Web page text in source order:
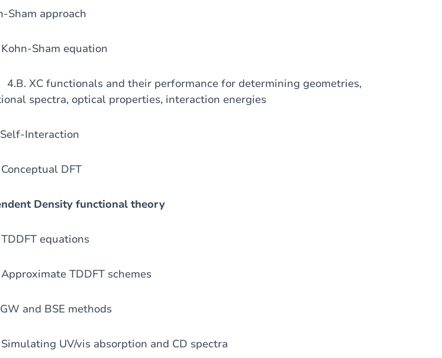
Sham approach
Sham equation
XC functionals and their performance for determining geometries,
spectra, optical properties, interaction energies
Interaction
DFT
Density functional theory
equations
TDDFT schemes
and BSE methods
UV/vis absorption and CD spectra